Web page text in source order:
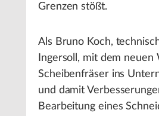
Grenzen stößt.
Als Bruno Koch,
Ingersoll, mit dem neuen
Scheibenfräser ins
und damit
Bearbeitung eines